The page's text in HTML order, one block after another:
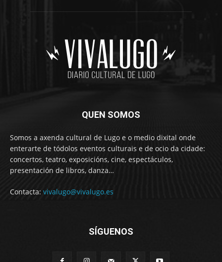
QUEN SOMOS
Somos a axenda cultural de Lugo e o medio dixital onde
enterarte de tódolos eventos culturais e de ocio da cidade:
concertos, teatro, exposicións, cine, espectáculos,
presentación de libros, danza…
Contacta: vivalugo@vivalugo.es
SÍGUENOS